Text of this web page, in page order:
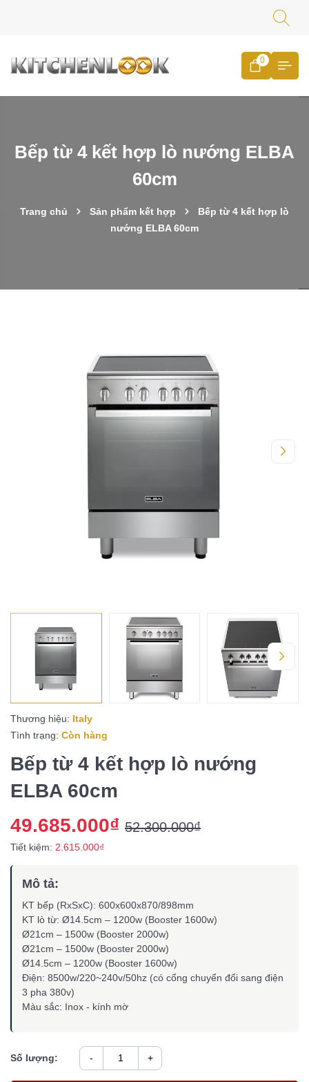
0
Bếp từ 4 kết hợp lò nướng ELBA
60cm
Trang chủ Sản phẩm kết hợp
Bếp từ 4 kết hợp lò
nướng ELBA 60cm
Thương hiệu: Italy
Tình trạng: Còn hàng
Bếp từ 4 kết hợp lò nướng
ELBA 60cm
49.685.000₫ 52.300.000₫
Tiết kiệm: 2.615.000₫
Mô tả:
KT bếp (RxSxC): 600x600x870/898mm
KT lò từ: Ø14.5cm – 1200w (Booster 1600w)
Ø21cm – 1500w (Booster 2000w)
Ø21cm – 1500w (Booster 2000w)
Ø14.5cm – 1200w (Booster 1600w)
Điện: 8500w/220~240v/50hz (có cổng chuyển đổi sang điện
3 pha 380v)
Màu sắc: Inox - kính mờ
Số lượng: - +